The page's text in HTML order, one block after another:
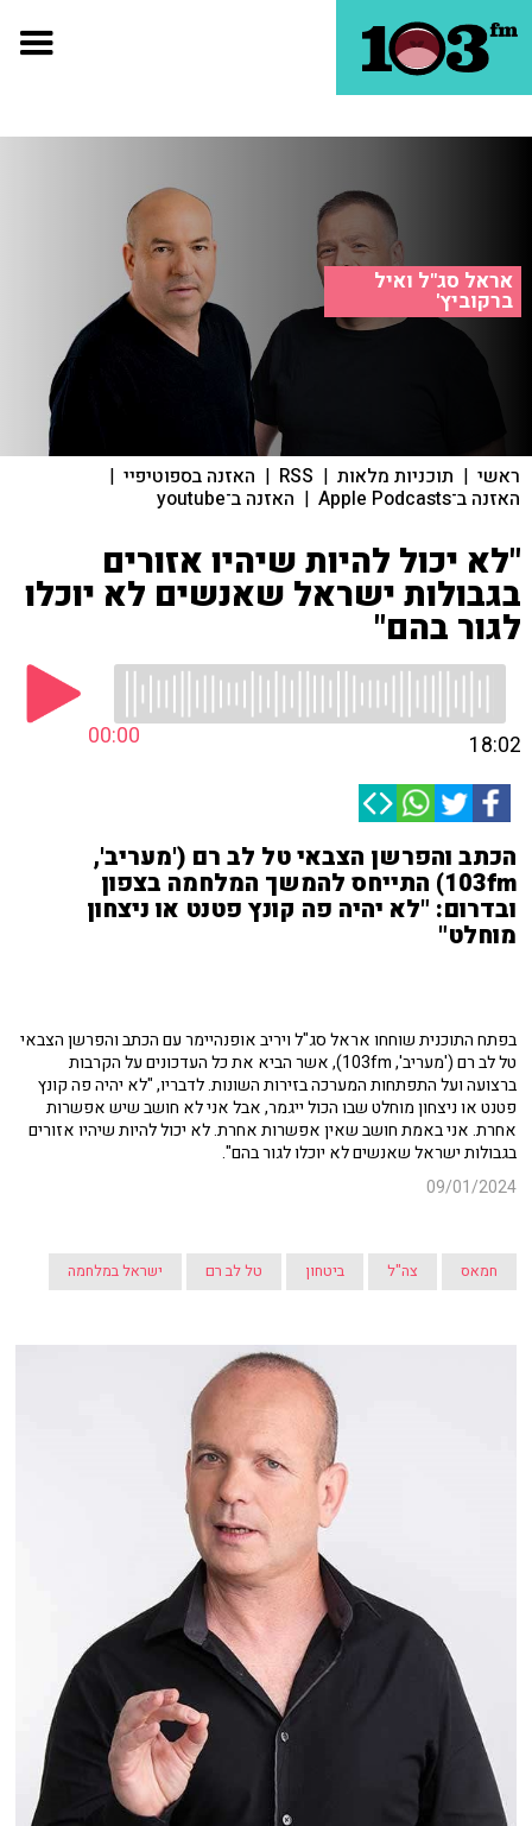
אראל סג"ל ואיל
ברקוביץ'
ראשי | תוכניות מלאות |
RSS
| האזנה בספוטיפיי |
האזנה ב־Apple Podcasts | האזנה ב־youtube
"לא יכול להיות שיהיו אזורים
בגבולות ישראל שאנשים לא יוכלו
לגור בהם"
00:00 18:02
הכתב והפרשן הצבאי טל לב רם ('מעריב',
103fm) התייחס להמשך המלחמה בצפון
ובדרום: "לא יהיה פה קונץ פטנט או ניצחון
מוחלט"
בפתח התוכנית שוחחו אראל סג"ל ויריב אופנהיימר עם הכתב והפרשן הצבאי
טל לב רם ('מעריב', 103fm), אשר הביא את כל העדכונים על הקרבות
ברצועה ועל התפתחות המערכה בזירות השונות. לדבריו, "לא יהיה פה קונץ
פטנט או ניצחון מוחלט שבו הכול ייגמר, אבל אני לא חושב שיש אפשרות
אחרת. אני באמת חושב שאין אפשרות אחרת. לא יכול להיות שיהיו אזורים
בגבולות ישראל שאנשים לא יוכלו לגור בהם".
09/01/2024
חמאס צה"ל ביטחון טל לב רם ישראל במלחמה